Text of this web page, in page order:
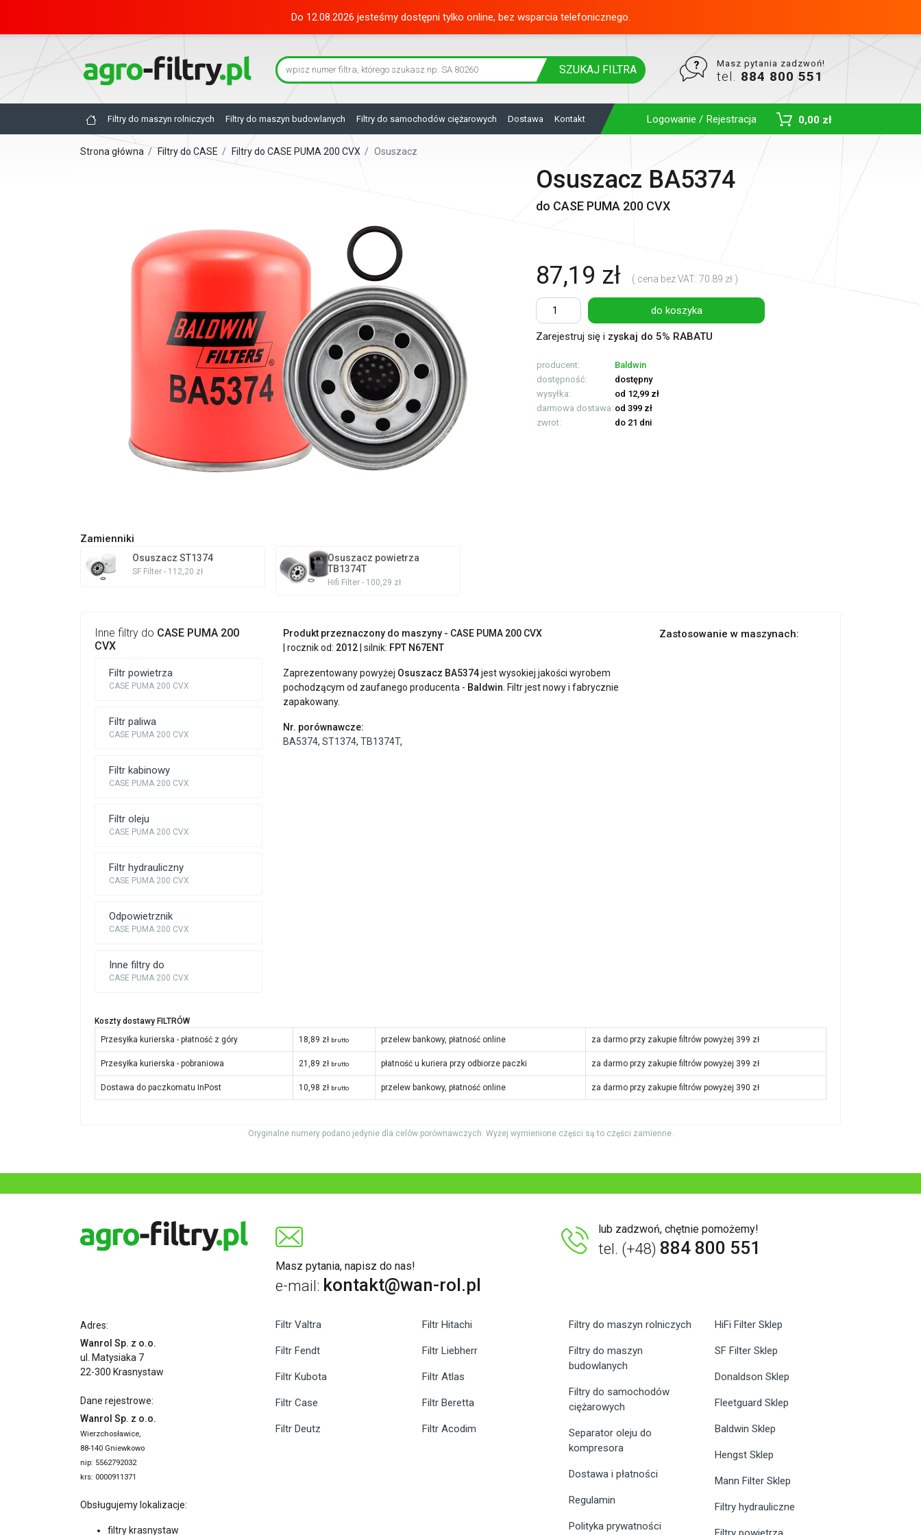
Do 12.08.2026 jesteśmy dostępni tylko online, bez wsparcia telefonicznego.
SZUKAJ FILTRA Masz pytania zadzwoń!
tel. 884 800 551
Filtry do maszyn rolniczych Filtry do maszyn budowlanych Filtry do samochodów ciężarowych Dostawa Kontakt Logowanie / Rejestracja 0,00 zł
Toggle Dropdown
Strona główna / Filtry do CASE / Filtry do CASE PUMA 200 CVX / Osuszacz
Osuszacz BA5374
do CASE PUMA 200 CVX
87,19 zł ( cena bez VAT: 70.89 zł )
do koszyka
Zarejestruj się i zyskaj do 5% RABATU
producent:
Baldwin
dostępność:
dostępny
wysyłka:
od 12,99 zł
darmowa dostawa: od 399 zł
zwrot:
do 21 dni
Zamienniki
Osuszacz ST1374
SF Filter - 112,20 zł
Osuszacz powietrza
TB1374T
Hifi Filter - 100,29 zł
Inne filtry do CASE PUMA 200
CVX
Filtr powietrza
CASE PUMA 200 CVX
Filtr paliwa
CASE PUMA 200 CVX
Filtr kabinowy
CASE PUMA 200 CVX
Filtr oleju
CASE PUMA 200 CVX
Filtr hydrauliczny
CASE PUMA 200 CVX
Odpowietrznik
CASE PUMA 200 CVX
Inne filtry do
CASE PUMA 200 CVX
Produkt przeznaczony do maszyny - CASE PUMA 200 CVX
| rocznik od: 2012| silnik: FPT N67ENT
Zaprezentowany powyżej Osuszacz BA5374jest wysokiej jakości wyrobem
pochodzącym od zaufanego producenta - Baldwin. Filtr jest nowy i fabrycznie
zapakowany.
Nr. porównawcze:
BA5374, ST1374, TB1374T,
Zastosowanie w maszynach:
Koszty dostawy FILTRÓW
Przesyłka kurierska - płatność z góry
18,89 zł brutto przelew bankowy, płatność online za darmo przy zakupie filtrów powyżej 399 zł
Przesyłka kurierska - pobraniowa 21,89 zł brutto płatność u kuriera przy odbiorze paczki za darmo przy zakupie filtrów powyżej 399 zł
Dostawa do paczkomatu InPost 10,98 zł brutto przelew bankowy, płatność online za darmo przy zakupie filtrów powyżej 390 zł
Oryginalne numery podano jedynie dla celów porównawczych. Wyżej wymienione części są to części zamienne.
Masz pytania, napisz do nas!
e-mail: kontakt@wan-rol.pl
lub zadzwoń, chętnie pomożemy!
tel. (+48) 884 800 551
Adres:
Wanrol Sp. z o.o.
ul. Matysiaka 7
22-300 Krasnystaw
Dane rejestrowe:
Wanrol Sp. z o.o.
Wierzchosławice,
88-140 Gniewkowo
nip: 5562792032
krs: 0000911371
Obsługujemy lokalizacje:
filtry krasnystaw
Filtr Valtra
Filtr Fendt
Filtr Kubota
Filtr Case
Filtr Deutz
Filtr Hitachi
Filtr Liebherr
Filtr Atlas
Filtr Beretta
Filtr Acodim
Filtry do maszyn rolniczych
Filtry do maszyn
budowlanych
Filtry do samochodów
ciężarowych
Separator oleju do
kompresora
Dostawa i płatności
Regulamin
Polityka prywatności
HiFi Filter Sklep
SF Filter Sklep
Donaldson Sklep
Fleetguard Sklep
Baldwin Sklep
Hengst Sklep
Mann Filter Sklep
Filtry hydrauliczne